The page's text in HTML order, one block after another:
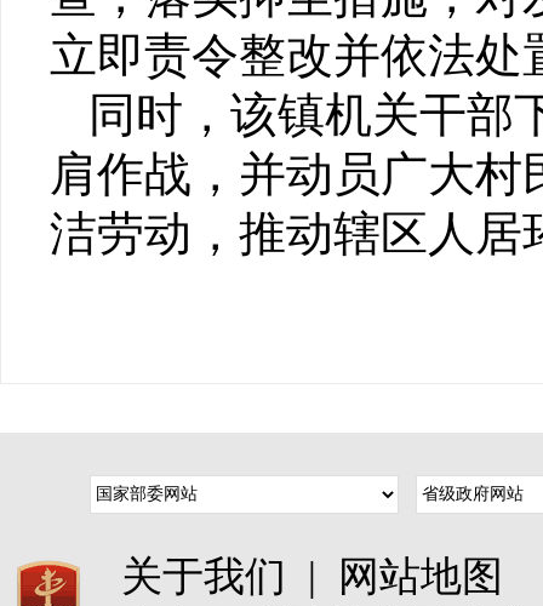
立即责令整改并依法处
同时，该镇机关干部
肩作战，并动员广大
洁劳动，推动辖区人
关于我们 |
网站地图